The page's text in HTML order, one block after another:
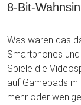
8-Bit-
Was waren das
Smartphones
Spiele die
auf Gamepads
mehr oder